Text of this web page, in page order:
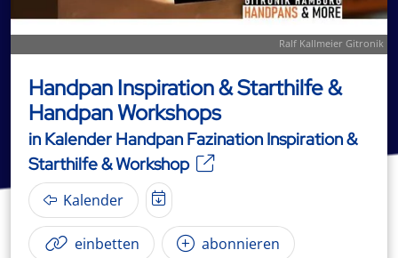
Ralf Kallmeier Gitronik
Handpan Inspiration & Starthilfe &
Handpan Workshops
in Kalender Handpan Fazination Inspiration &
Starthilfe & Workshop
Kalender
einbetten abonnieren